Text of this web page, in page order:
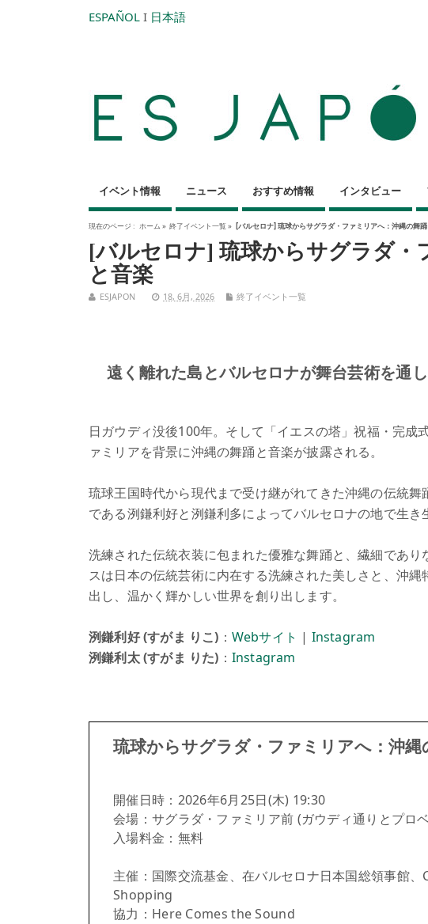
ESPAÑOL I 日本語
イベント情報 ニュース おすすめ情報 インタビュー
現在のページ : ホーム » 終了イベント一覧» [バルセロナ] 琉球からサグラダ・ファミリアへ：沖縄の舞
[バルセロナ] 琉球からサグラダ・
と音楽
ESJAPON 18, 6月, 2026 終了イベント一覧
遠く離れた島とバルセロナが舞台芸術を通
日ガウディ没後100年。そして「イエスの塔」祝福・完成
ァミリアを背景に沖縄の舞踊と音楽が披露される。
琉球王国時代から現代まで受け継がれてきた沖縄の伝統
である洌鎌利好と洌鎌利多によってバルセロナの地で生き
洗練された伝統衣装に包まれた優雅な舞踊と、繊細であ
スは日本の伝統芸術に内在する洗練された美しさと、沖
出し、温かく輝かしい世界を創り出します。
洌鎌利好 (すがま りこ) ： Webサイト | Instagram
洌鎌利太 (すがま りた) ： Instagram
琉球からサグラダ・ファミリアへ：沖縄
開催日時：2026年6月25日(木) 19:30
会場：サグラダ・ファミリア前 (ガウディ通りとプロ
入場料金：無料
主催：国際交流基金、在バルセロナ日本国総領事館
Shopping
協力：Here Comes the Sound